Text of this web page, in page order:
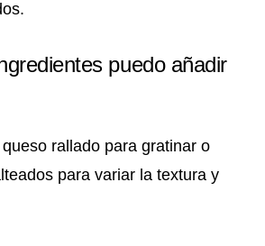
puedo añadir
rallado para gratinar o
para variar la textura y